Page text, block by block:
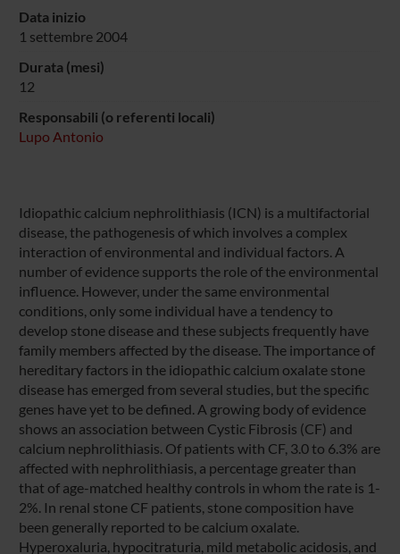
Data inizio
1 settembre 2004
Durata (mesi)
12
Responsabili (o referenti locali)
Lupo Antonio
Idiopathic calcium nephrolithiasis (ICN) is a multifactorial
disease, the pathogenesis of which involves a complex
interaction of environmental and individual factors. A
number of evidence supports the role of the environmental
influence. However, under the same environmental
conditions, only some individual have a tendency to
develop stone disease and these subjects frequently have
family members affected by the disease. The importance of
hereditary factors in the idiopathic calcium oxalate stone
disease has emerged from several studies, but the specific
genes have yet to be defined. A growing body of evidence
shows an association between Cystic Fibrosis (CF) and
calcium nephrolithiasis. Of patients with CF, 3.0 to 6.3% are
affected with nephrolithiasis, a percentage greater than
that of age-matched healthy controls in whom the rate is 1-
2%. In renal stone CF patients, stone composition have
been generally reported to be calcium oxalate.
Hyperoxaluria, hypocitraturia, mild metabolic acidosis, and